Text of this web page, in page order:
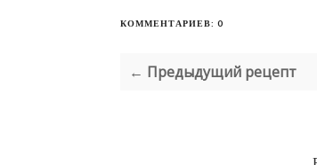
КОММЕНТАРИЕВ: 0
← Предыдущий рецепт